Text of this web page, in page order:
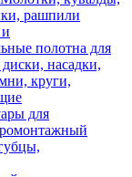
рашпили
полотна для
насадки,
круги,
для